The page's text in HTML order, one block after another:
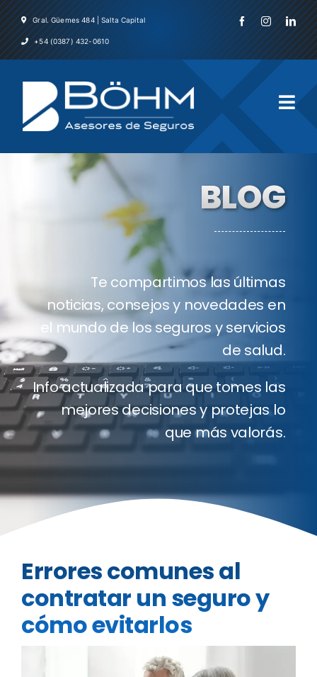
Skip
to
content
Gral. Güemes 484 | Salta Capital
+54 (0387) 432-0610
La
Clientes
BLOG
Te compartimos las últimas
noticias, consejos y novedades en
el mundo de los seguros y servicios
de salud.
Info actualizada para que tomes las
mejores decisiones y protejas lo
que más valorás.
Errores comunes al
contratar un seguro y
cómo evitarlos